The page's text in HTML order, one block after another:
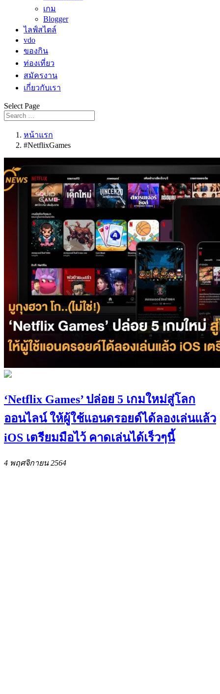
เกม
Blogger
ไลฟ์สไตล์
vdo
ของกิน
ท่องเที่ยว
สมัครงาน
เกี่ยวกับเรา
Select Page
หน้าแรก
#NetflixGames
‘Netflix Games’ ปล่อย 5 เกมใหม่สู่โลก
ออนไลน์ ให้ผู้ใช้แอนดรอยด์ได้ลองเล่นแล้ว
iOS เตรียมมือไว้ คาดเล่นได้เร็วๆนี้
4 พฤศจิกายน 2564